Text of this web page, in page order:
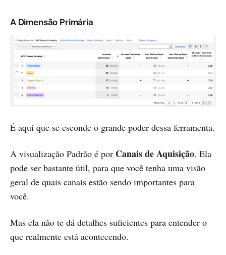
A Dimensão Primária
É aqui que se esconde o grande poder dessa ferramenta.
A visualização Padrão é por Canais de Aquisição. Ela
pode ser bastante útil, para que você tenha uma visão
geral de quais canais estão sendo importantes para
você.
Mas ela não te dá detalhes suficientes para entender o
que realmente está acontecendo.